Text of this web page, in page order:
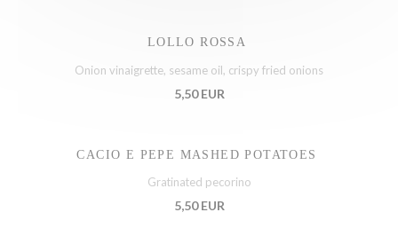
LOLLO ROSSA
Onion vinaigrette, sesame oil, crispy fried onions
5,50 EUR
CACIO E PEPE MASHED POTATOES
Gratinated pecorino
5,50 EUR